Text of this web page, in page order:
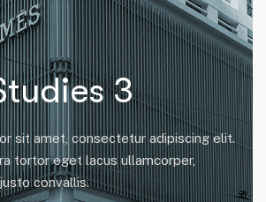
3
sit amet, consectetur adipiscing elit.
tortor eget lacus ullamcorper,
convallis.